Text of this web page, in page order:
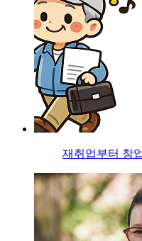
재취업부터 창